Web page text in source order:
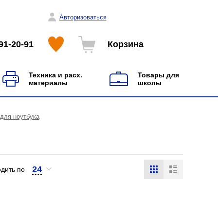
Авторизоваться
20-91 Корзина
Техника и расх.
материалы
Товары для
школы
ноутбука
по 24